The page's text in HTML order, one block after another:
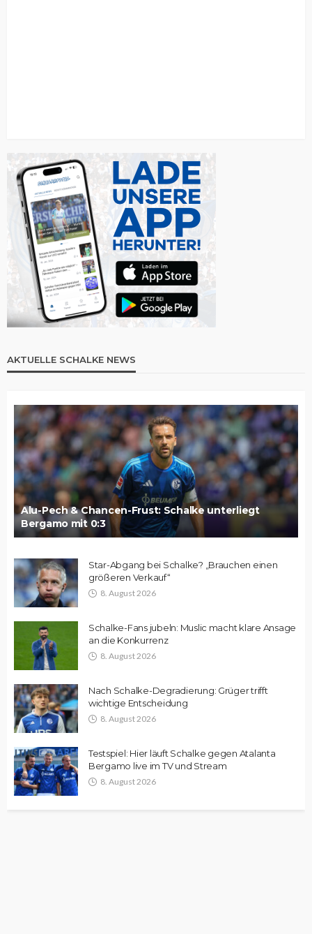
AKTUELLE SCHALKE NEWS
Alu-Pech & Chancen-Frust: Schalke unterliegt
Bergamo mit 0:3
Star-Abgang bei Schalke? „Brauchen einen
größeren Verkauf“
8. August 2026
Schalke-Fans jubeln: Muslic macht klare Ansage
an die Konkurrenz
8. August 2026
Nach Schalke-Degradierung: Grüger trifft
wichtige Entscheidung
8. August 2026
Testspiel: Hier läuft Schalke gegen Atalanta
Bergamo live im TV und Stream
8. August 2026